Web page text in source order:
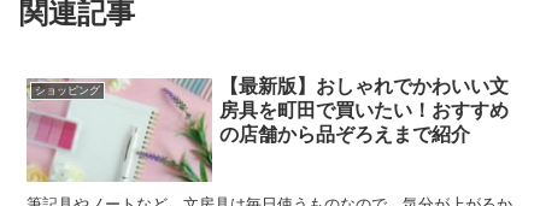
関連記事
ショッピング
【最新版】おしゃれでかわいい文
房具を町田で買いたい！おすすめ
の店舗から品ぞろえまで紹介